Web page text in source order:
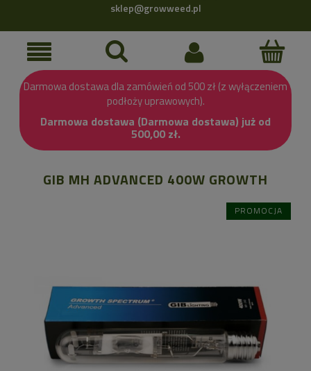
sklep@growweed.pl
Darmowa dostawa dla zamówień od 500 zł (z wyłączeniem
podłoży uprawowych).
Darmowa dostawa (Darmowa dostawa) już od
500,00 zł.
GIB MH ADVANCED 400W GROWTH
PROMOCJA